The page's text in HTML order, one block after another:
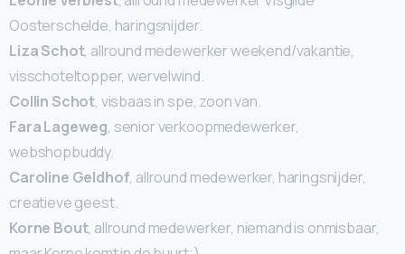
Oosterschelde, haringsnijder.
Liza Schot, allround medewerker weekend/vakantie,
visschoteltopper, wervelwind.
Collin Schot, visbaas in spe, zoon van.
Fara Lageweg, senior verkoopmedewerker,
webshopbuddy.
Caroline Geldhof, allround medewerker, haringsnijder,
creatieve geest.
Korne Bout, allround medewerker, niemand is onmisbaar,